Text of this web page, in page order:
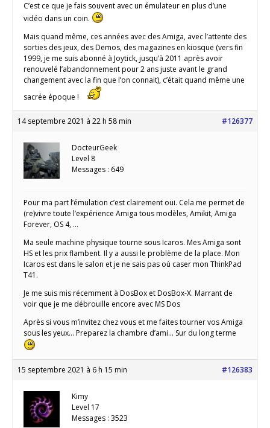
C’est ce que je fais souvent avec un émulateur en plus d’une
vidéo dans un coin.
Mais quand même, ces années avec des Amiga, avec l’attente des
sorties des jeux, des Demos, des magazines en kiosque (vers fin
1999, je me suis abonné à Joytick, jusqu’à 2011 après avoir
renouvelé l’abandonnement pour 2 ans juste avant le grand
changement avec la fin que l’on connait), c’était quand même une
sacrée époque !
14 septembre 2021 à 22 h 58 min #126377
DocteurGeek
Level 8
Messages : 649
Pour ma part l’émulation c’est clairement oui. Cela me permet de
(re)vivre toute l’expérience Amiga tous modèles, Amikit, Amiga
Forever, OS 4, …
Ma seule machine physique tourne sous Icaros. Mes Amiga sont
HS et les prix flambent. Il y a aussi le problème de la place. Mon
Icaros est dans le salon et je ne sais pas où caser mon ThinkPad
T41.
Je me suis mis récemment à DosBox et DosBox-X. Marrant de
voir que je me débrouille encore avec MS Dos
Après si vous m’invitez chez vous et me faites tourner vos Amiga
sous les yeux… Preparez la chambre d’ami… Sur du long terme
15 septembre 2021 à 6 h 15 min #126383
Kimy
Level 17
Messages : 3523